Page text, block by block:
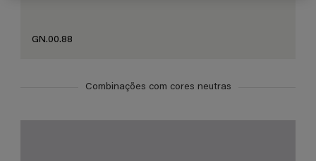
GN.00.88
Combinações com cores neutras